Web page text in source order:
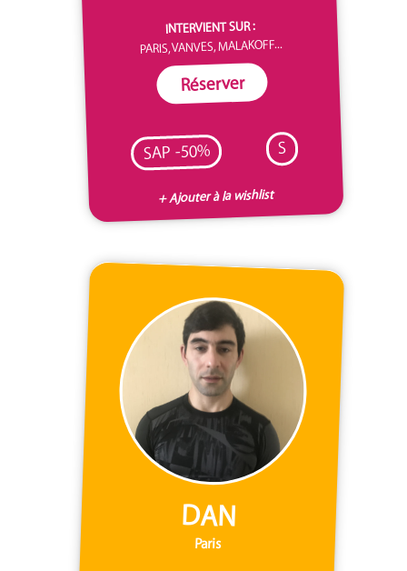
INTERVIENT SUR :
PARIS, VANVES, MALAKOFF...
Réserver
SAP -50% S
+ Ajouter à la wishlist
DAN
Paris